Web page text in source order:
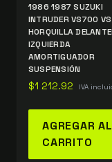
1986 1987 SUZUKI
INTRUDER VS700
HORQUILLA
IZQUIERDA
AMORTIGUADOR
SUSPENSIÓN
$1 212.92 IVA
AGREGAR AL
CARRITO